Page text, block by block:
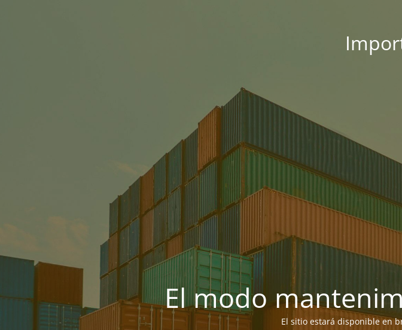
El modo
El sitio estará disponible en